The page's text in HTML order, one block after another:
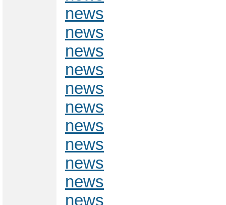
news
news
news
news
news
news
news
news
news
news
news